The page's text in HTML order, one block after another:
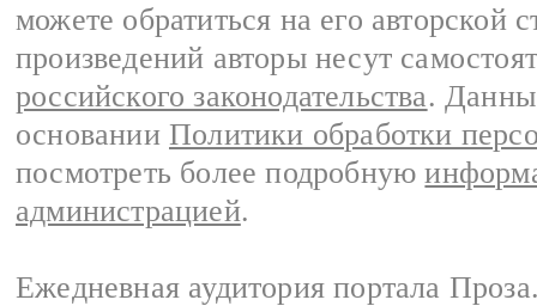
можете обратиться на его авторской
произведений авторы несут
российского законодательства.
основании Политики обработки
посмотреть более подробную
администрацией.
Ежедневная аудитория портала